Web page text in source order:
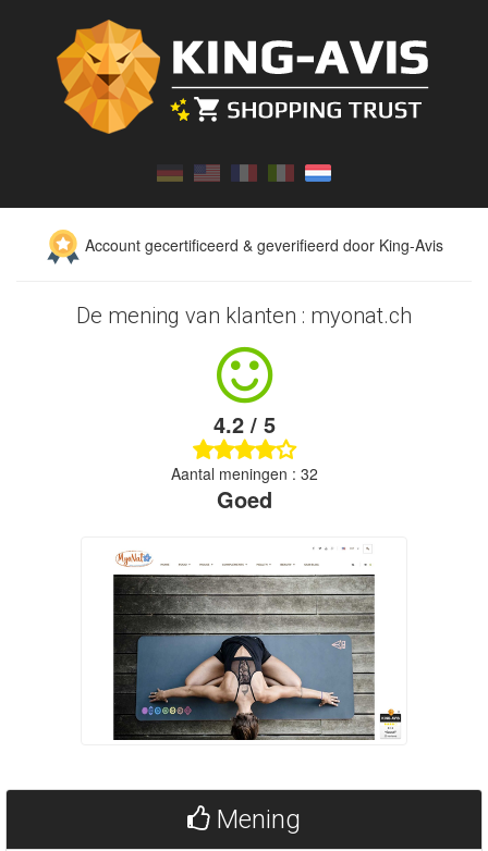
Account gecertificeerd & geverifieerd door King-Avis
De mening van klanten : myonat.ch
4.2 / 5
Aantal meningen : 32
Goed
Mening